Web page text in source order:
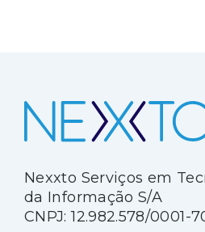
Nexxto Serviços em
da Informação S/A
CNPJ: 12.982.578/0001-